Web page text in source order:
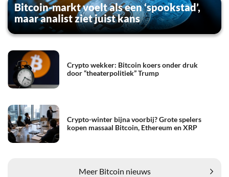
Bitcoin-markt voelt als een ‘spookstad’,
maar analist ziet juist kans
Crypto wekker: Bitcoin koers onder druk
door “theaterpolitiek” Trump
Crypto-winter bijna voorbij? Grote spelers
kopen massaal Bitcoin, Ethereum en XRP
Meer Bitcoin nieuws